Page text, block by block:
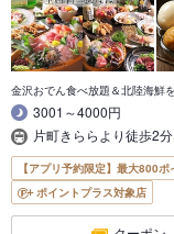
金沢おでん食べ放題＆北陸海鮮
3001～4000円
片町きららより徒歩2
【アプリ予約限定】最大800
ポイントプラス対象店